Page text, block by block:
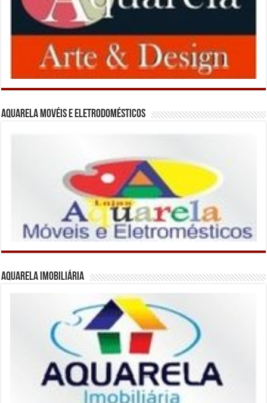
Aquarela Movéis e Eletrodomésticos
Aquarela Imobiliária